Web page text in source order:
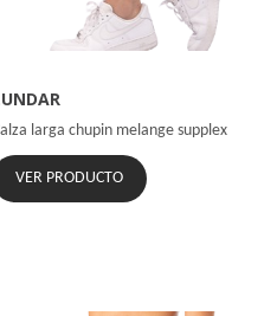
larga chupin melange supplex
VER PRODUCTO